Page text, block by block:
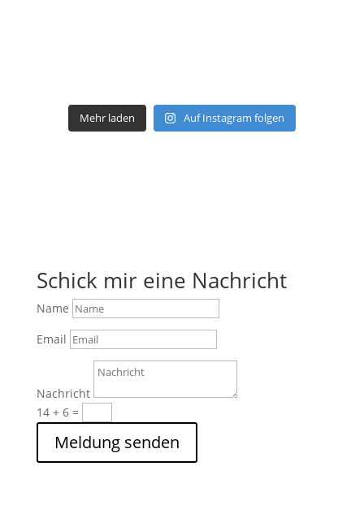
Mehr laden Auf Instagram folgen
Schick mir eine Nachricht
Name
Email
Nachricht
14 + 6=
Meldung senden